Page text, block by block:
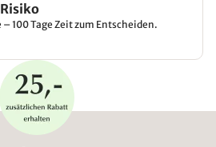
100 Tage Zeit zum Entscheiden.